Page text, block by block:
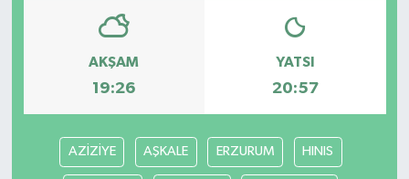
AKŞAM
19:26
YATSI
20:57
AZİZİYE AŞKALE ERZURUM HINIS